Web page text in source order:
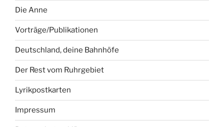
Die Anne
Vorträge/Publikationen
Deutschland, deine Bahnhöfe
Der Rest vom Ruhrgebiet
Lyrikpostkarten
Impressum